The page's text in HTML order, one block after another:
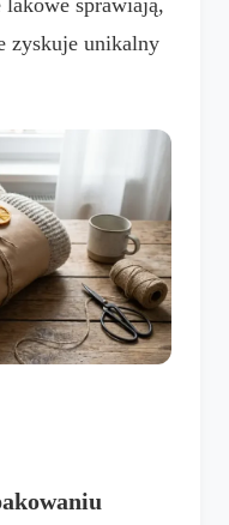
zyskuje unikalny